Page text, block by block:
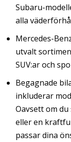
Subaru-
alla
Mercedes-
utvalt
SUV:ar och
Begagnade
inkluderar
Oavsett om
eller en
passar dina